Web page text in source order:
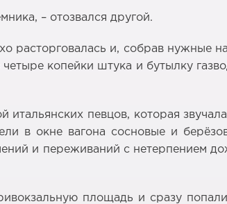
– отозвался другой.
расторговалась и, собрав нужные
копейки штука и бутылку
певцов, которая
в окне вагона сосновые и
и переживаний с нетерпением
площадь и сразу